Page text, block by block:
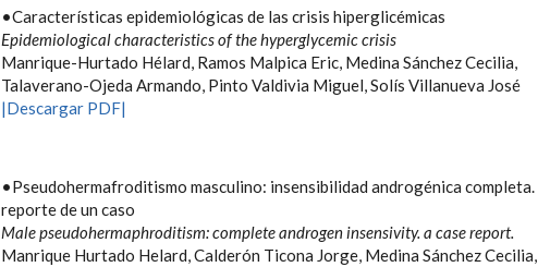
•Características epidemiológicas de las crisis hiperglicémicas
Epidemiological characteristics of the hyperglycemic crisis
Manrique-Hurtado Hélard, Ramos Malpica Eric, Medina Sánchez Cecilia,
Talaverano-Ojeda Armando, Pinto Valdivia Miguel, Solís Villanueva José
|Descargar PDF|
•Pseudohermafroditismo masculino: insensibilidad androgénica completa.
reporte de un caso
Male pseudohermaphroditism: complete androgen insensivity. a case report.
Manrique Hurtado Helard, Calderón Ticona Jorge, Medina Sánchez Cecilia,